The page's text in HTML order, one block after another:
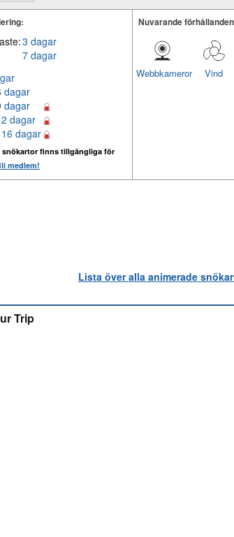
3 dagar
7 dagar
dagar
dagar
dagar
dagar
snökartor finns tillgängliga för
medlem!
Nuvarande förhållanden
Vind
Webbkameror
Lista över alla animerade
Trip